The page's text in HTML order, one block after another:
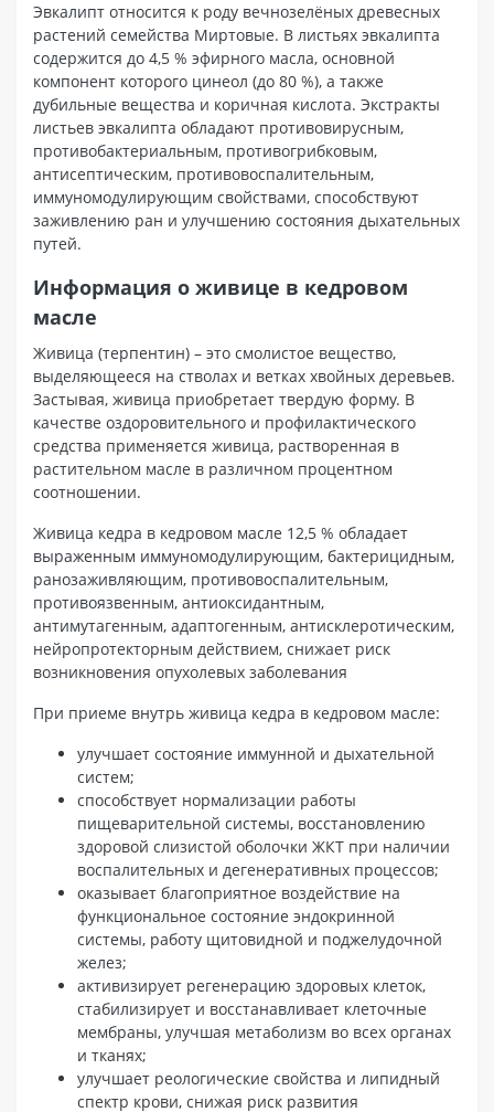
Эвкалипт относится к роду вечнозелёных древесных
растений семейства Миртовые. В листьях эвкалипта
содержится до 4,5 % эфирного масла, основной
компонент которого цинеол (до 80 %), а также
дубильные вещества и коричная кислота. Экстракты
листьев эвкалипта обладают противовирусным,
противобактериальным, противогрибковым,
антисептическим, противовоспалительным,
иммуномодулирующим свойствами, способствуют
заживлению ран и улучшению состояния дыхательных
путей.
Информация о живице в кедровом
масле
Живица (терпентин) – это смолистое вещество,
выделяющееся на стволах и ветках хвойных деревьев.
Застывая, живица приобретает твердую форму. В
качестве оздоровительного и профилактического
средства применяется живица, растворенная в
растительном масле в различном процентном
соотношении.
Живица кедра в кедровом масле 12,5 % обладает
выраженным иммуномодулирующим, бактерицидным,
ранозаживляющим, противовоспалительным,
противоязвенным, антиоксидантным,
антимутагенным, адаптогенным, антисклеротическим,
нейропротекторным действием, снижает риск
возникновения опухолевых заболевания
При приеме внутрь живица кедра в кедровом масле:
улучшает состояние иммунной и дыхательной
систем;
способствует нормализации работы
пищеварительной системы, восстановлению
здоровой слизистой оболочки ЖКТ при наличии
воспалительных и дегенеративных процессов;
оказывает благоприятное воздействие на
функциональное состояние эндокринной
системы, работу щитовидной и поджелудочной
желез;
активизирует регенерацию здоровых клеток,
стабилизирует и восстанавливает клеточные
мембраны, улучшая метаболизм во всех органах
и тканях;
улучшает реологические свойства и липидный
спектр крови, снижая риск развития